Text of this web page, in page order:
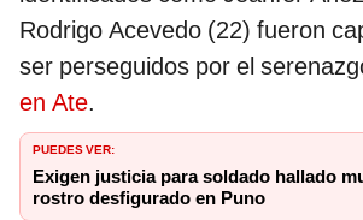
Rodrigo Acevedo (22) fueron
ser perseguidos por el
en Ate.
PUEDES VER:
Exigen justicia para soldado hallado
rostro desfigurado en Puno